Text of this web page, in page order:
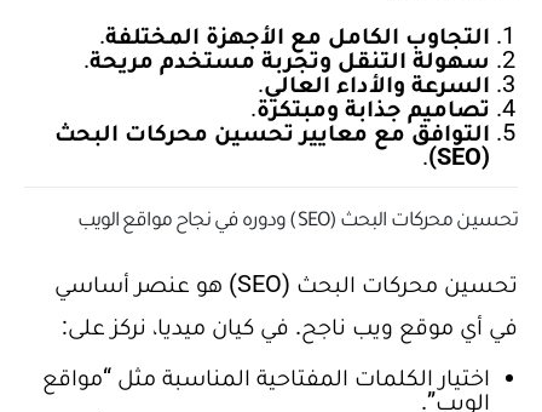
التجاوب الكامل مع الأجهزة المختلفة.
سهولة التنقل وتجربة مستخدم مريحة.
السرعة والأداء العالي.
تصاميم جذابة ومبتكرة.
التوافق مع معايير تحسين محركات البحث
(SEO)
.
تحسين محركات البحث (SEO) ودوره في نجاح مواقع الويب
تحسين محركات البحث (SEO) هو عنصر أساسي
في أي موقع ويب ناجح. في كيان ميديا، نركز على:
اختيار الكلمات المفتاحية المناسبة مثل “مواقع
الويب”.